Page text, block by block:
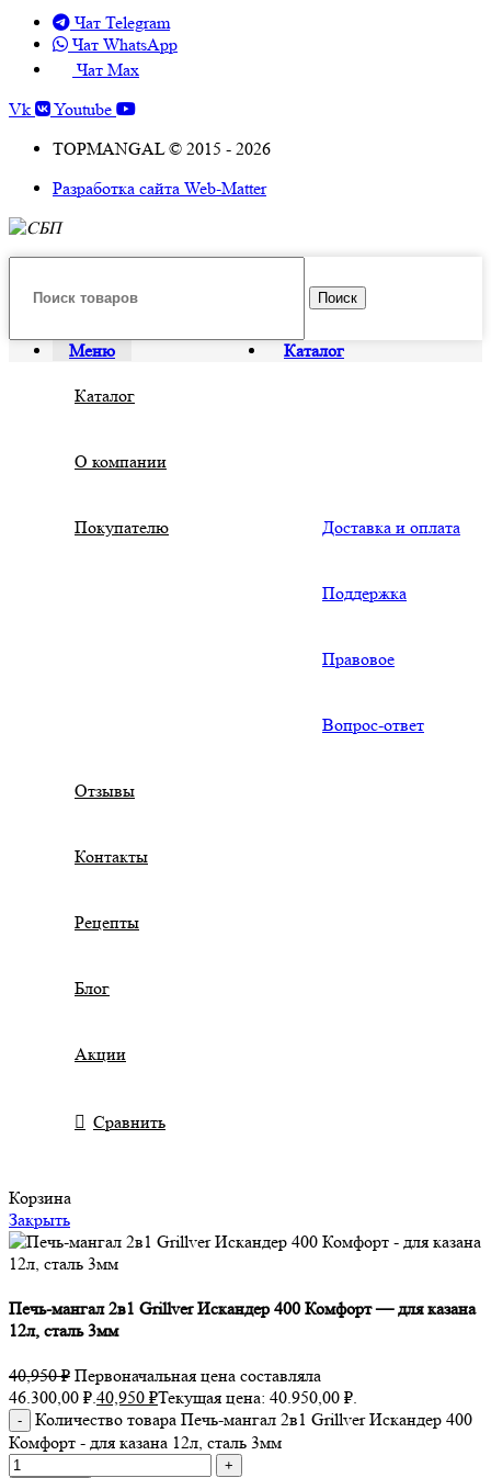
Чат Telegram
Чат WhatsApp
Чат Max
Vk
Youtube
TOPMANGAL © 2015 - 2026
Разработка сайта Web-Matter
Поиск
Меню Каталог
Каталог
О компании
Покупателю Доставка и оплата
Поддержка
Правовое
Вопрос-ответ
Отзывы
Контакты
Рецепты
Блог
Акции
Сравнить
Корзина
Закрыть
Печь-мангал 2в1 Grillver Искандер 400 Комфорт — для казана
12л, сталь 3мм
40,950₽ Первоначальная цена составляла
46.300,00 ₽.40,950 ₽Текущая цена: 40.950,00 ₽.
Количество товара Печь-мангал 2в1 Grillver Искандер 400
Комфорт - для казана 12л, сталь 3мм